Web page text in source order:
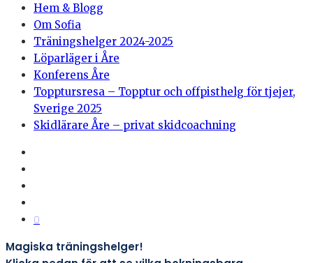
Hem & Blogg
Om Sofia
Träningshelger 2024-2025
Löparläger i Åre
Konferens Åre
Topptursresa – Topptur och offpisthelg för tjejer,
Sverige 2025
Skidlärare Åre – privat skidcoachning
0
Magiska träningshelger!